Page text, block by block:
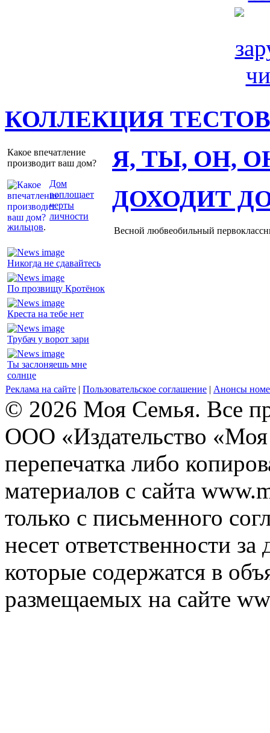
КОЛЛЕКЦИЯ ТЕСТОВ
Какое впечатление
производит ваш дом?
Дом
воплощает
черты
личности
жильцов.
Я, ТЫ, ОН,
Никогда не сдавайтесь
По прозвищу Кротёнок
Креста на тебе нет
Трубач у ворот зари
Ты заслоняешь мне
солнце
ДОХОДИТ
Весной любвеобильный
Реклама на сайте | Пользовательское соглашение | Анонсы
© 2026 Моя Семья. Все
ООО «Издательство
перепечатка либо
материалов с сайта
только с письменного
несет ответственности
которые содержатся в
размещаемых на сайте